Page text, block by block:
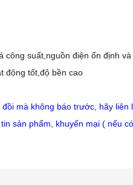
suất,nguồn điện ổn định và
động tốt,độ bền cao
mà không báo trước, hãy liên
sản phẩm, khuyến mại ( nếu